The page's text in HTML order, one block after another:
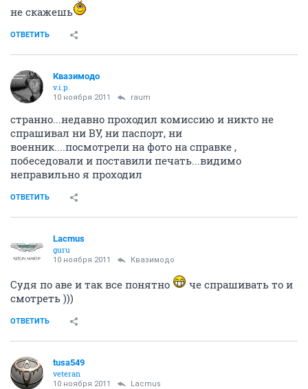
не скажешь
ОТВЕТИТЬ
Квазимодо
v.i.p.
10 ноября 2011 raum
странно...недавно проходил комиссию и никто не
спрашивал ни ВУ, ни паспорт, ни
военник....посмотрели на фото на справке ,
побеседовали и поставили печать...видимо
неправильно я проходил
ОТВЕТИТЬ
Lacmus
guru
10 ноября 2011 Квазимодо
Судя по аве и так все понятно
че спрашивать то и
смотреть )))
ОТВЕТИТЬ
tusa549
veteran
10 ноября 2011 Lacmus